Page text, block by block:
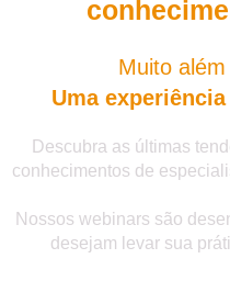
Muito
Uma
Descubra as últimas
conhecimentos de
Nossos webinars são
desejam levar sua